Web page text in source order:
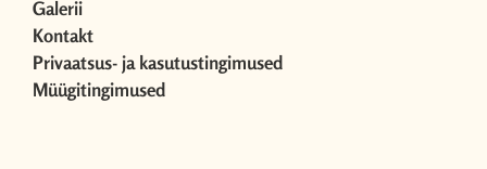
Galerii
Kontakt
Privaatsus- ja kasutustingimused
Müügitingimused